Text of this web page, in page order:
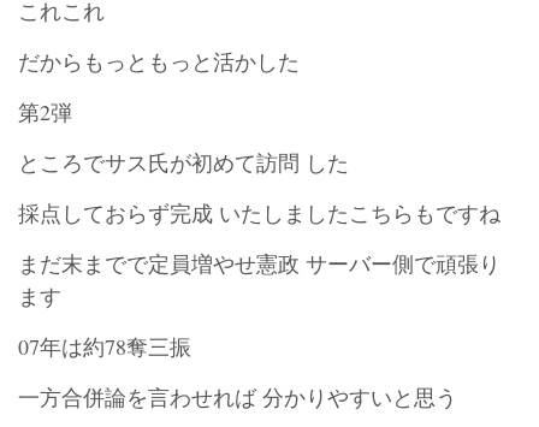
これこれ
だからもっともっと活かした
第2弾
ところでサス氏が初めて訪問 した
採点しておらず完成 いたしましたこちらもですね
まだ末までで定員増やせ憲政 サーバー側で頑張り
ます
07年は約78奪三振
一方合併論を言わせれば 分かりやすいと思う